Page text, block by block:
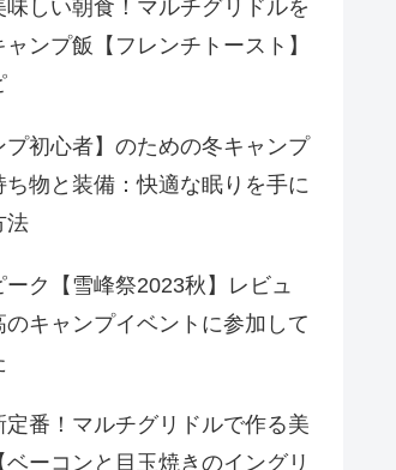
味しい朝食！マルチグリドルを
ンプ飯【フレンチトースト】
プ初心者】のための冬キャンプ
ち物と装備：快適な眠りを手に
法
ーク【雪峰祭2023秋】レビュ
のキャンプイベントに参加して
定番！マルチグリドルで作る美
ベーコンと目玉焼きのイングリ